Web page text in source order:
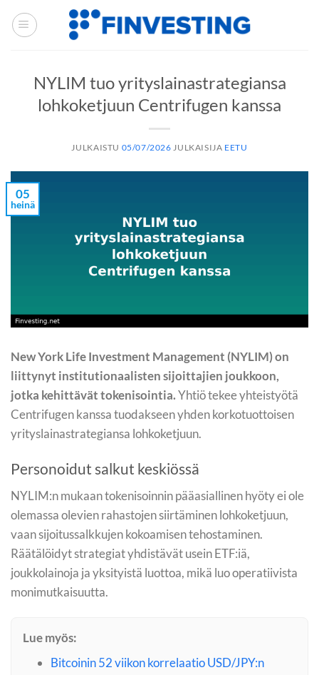
Siirry
sisältöön
NYLIM tuo yrityslainastrategiansa
lohkoketjuun Centrifugen kanssa
JULKAISTU 05/07/2026 JULKAISIJA EETU
05
heinä
New York Life Investment Management (NYLIM) on
liittynyt institutionaalisten sijoittajien joukkoon,
jotka kehittävät tokenisointia.Yhtiö tekee yhteistyötä
Centrifugen kanssa tuodakseen yhden korkotuottoisen
yrityslainastrategiansa lohkoketjuun.
Personoidut salkut keskiössä
NYLIM:n mukaan tokenisoinnin pääasiallinen hyöty ei ole
olemassa olevien rahastojen siirtäminen lohkoketjuun,
vaan sijoitussalkkujen kokoamisen tehostaminen.
Räätälöidyt strategiat yhdistävät usein ETF:iä,
joukkolainoja ja yksityistä luottoa, mikä luo operatiivista
monimutkaisuutta.
Lue myös:
Bitcoinin 52 viikon korrelaatio USD/JPY:n